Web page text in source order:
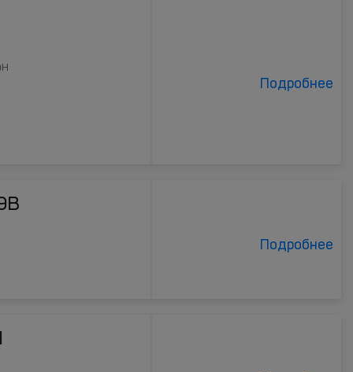
Подробнее
Подробнее